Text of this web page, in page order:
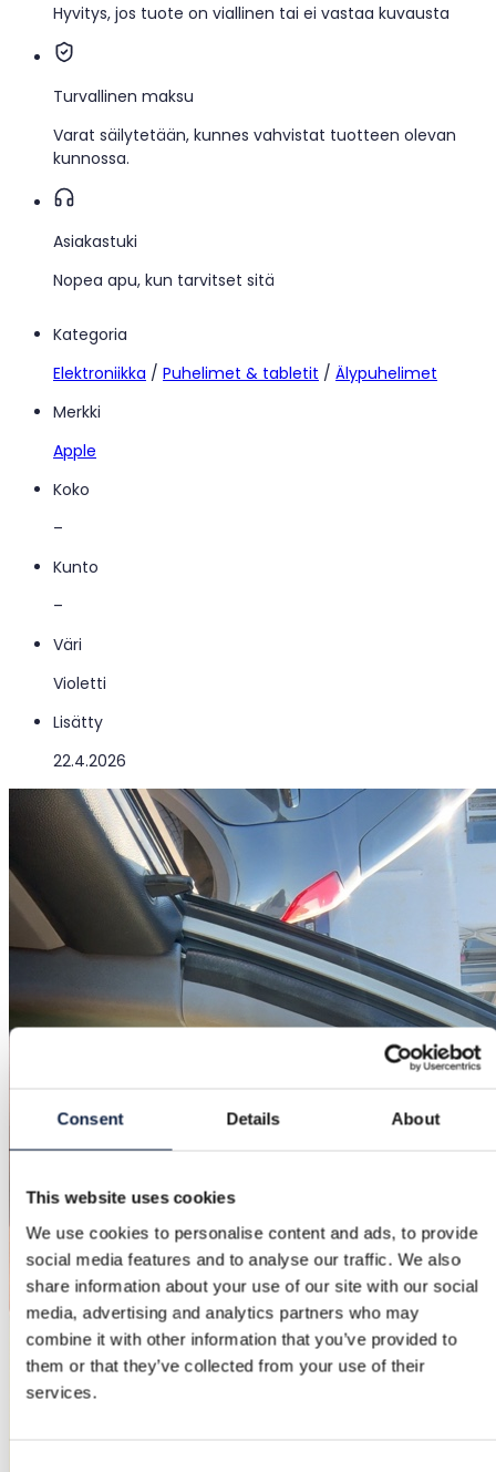
Consent Details About
This website uses cookies
We use cookies to personalise content and ads, to provide
social media features and to analyse our traffic. We also
share information about your use of our site with our social
media, advertising and analytics partners who may
combine it with other information that you’ve provided to
them or that they’ve collected from your use of their
services.
Hyvitys, jos tuote on viallinen tai ei vastaa kuvausta
Turvallinen maksu
Varat säilytetään, kunnes vahvistat tuotteen olevan
kunnossa.
Asiakastuki
Nopea apu, kun tarvitset sitä
Kategoria
Elektroniikka / Puhelimet & tabletit / Älypuhelimet
Merkki
Apple
Koko
–
Kunto
–
Väri
Violetti
Lisätty
22.4.2026